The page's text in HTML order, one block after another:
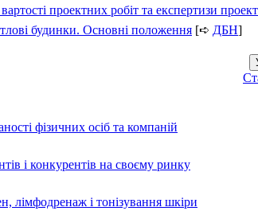
проектних робіт та експертизи
будинки. Основні положення [➪ ДБН]
фізичних осіб та компаній
і конкурентів на своєму ринку
лімфодренаж і тонізування шкіри